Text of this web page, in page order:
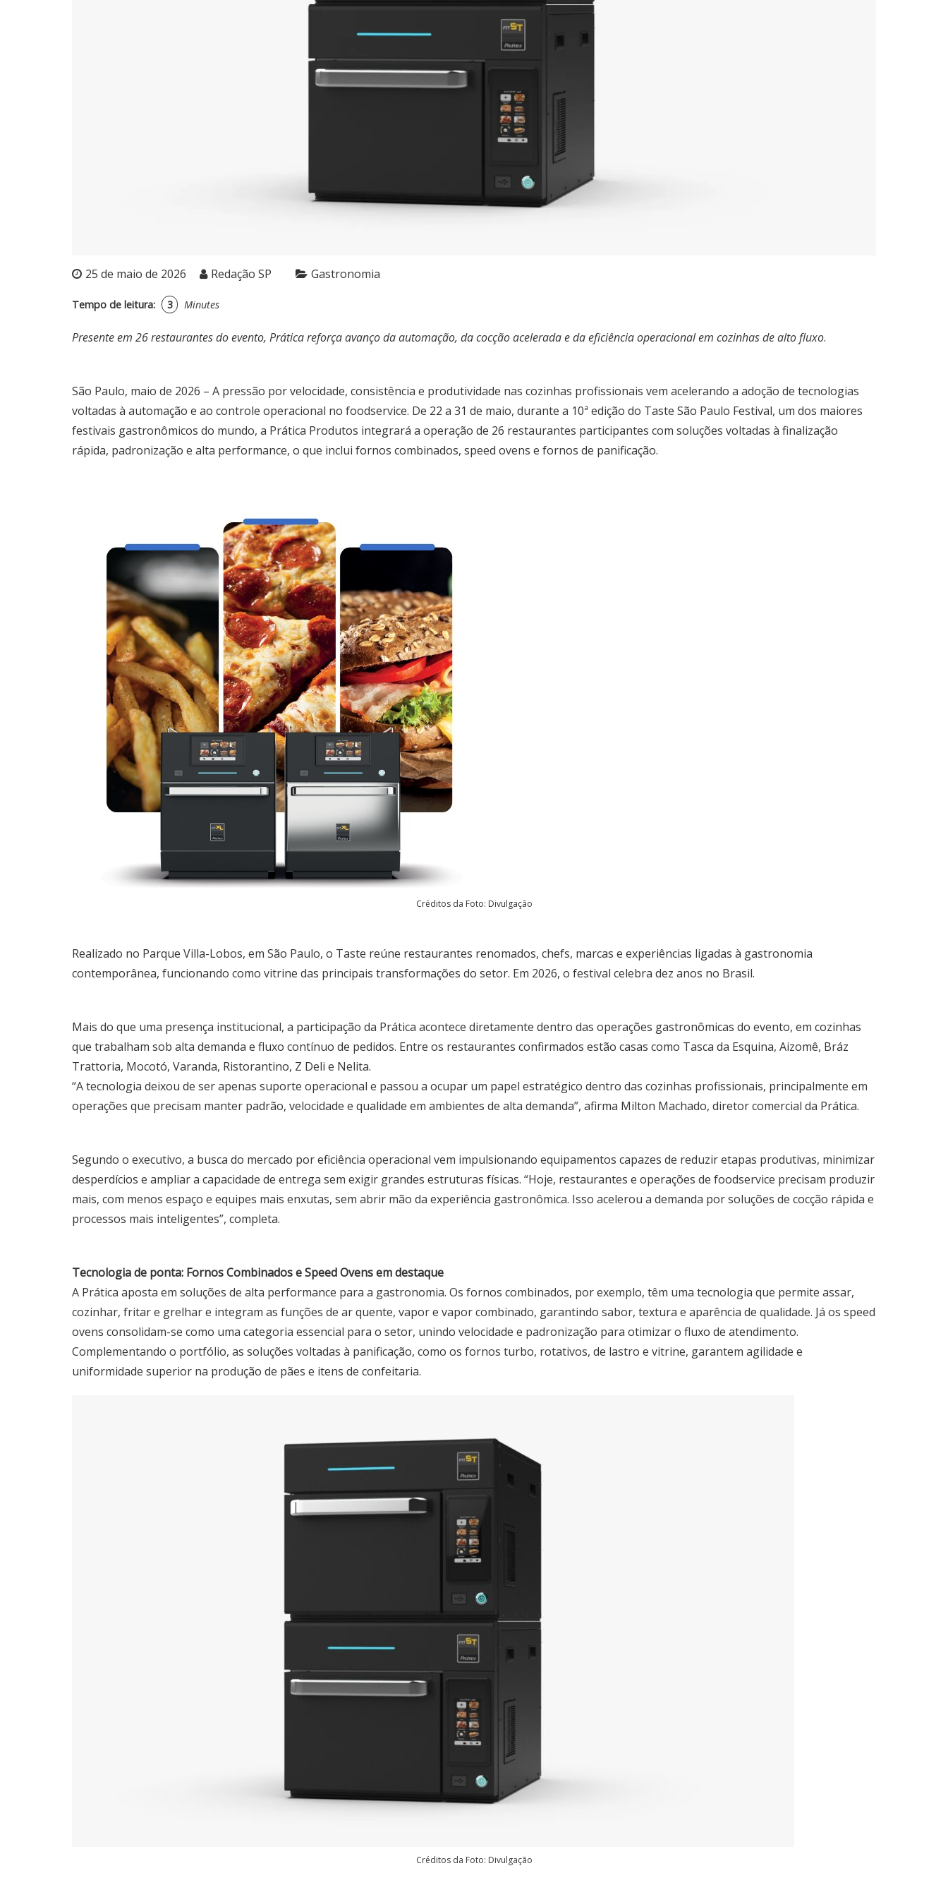
25 de maio de 2026 Redação SP Gastronomia
Tempo de leitura: 3 Minutes
Presente em 26 restaurantes do evento, Prática reforça avanço da automação, da cocção acelerada e da eficiência operacional em cozinhas de alto fluxo.
São Paulo, maio de 2026 – A pressão por velocidade, consistência e produtividade nas cozinhas profissionais vem acelerando a adoção de tecnologias
voltadas à automação e ao controle operacional no foodservice. De 22 a 31 de maio, durante a 10ª edição do Taste São Paulo Festival, um dos maiores
festivais gastronômicos do mundo, a Prática Produtos integrará a operação de 26 restaurantes participantes com soluções voltadas à finalização
rápida, padronização e alta performance, o que inclui fornos combinados, speed ovens e fornos de panificação.
Créditos da Foto: Divulgação
Realizado no Parque Villa-Lobos, em São Paulo, o Taste reúne restaurantes renomados, chefs, marcas e experiências ligadas à gastronomia
contemporânea, funcionando como vitrine das principais transformações do setor. Em 2026, o festival celebra dez anos no Brasil.
Mais do que uma presença institucional, a participação da Prática acontece diretamente dentro das operações gastronômicas do evento, em cozinhas
que trabalham sob alta demanda e fluxo contínuo de pedidos. Entre os restaurantes confirmados estão casas como Tasca da Esquina, Aizomê, Bráz
Trattoria, Mocotó, Varanda, Ristorantino, Z Deli e Nelita.
“A tecnologia deixou de ser apenas suporte operacional e passou a ocupar um papel estratégico dentro das cozinhas profissionais, principalmente em
operações que precisam manter padrão, velocidade e qualidade em ambientes de alta demanda”, afirma Milton Machado, diretor comercial da Prática.
Segundo o executivo, a busca do mercado por eficiência operacional vem impulsionando equipamentos capazes de reduzir etapas produtivas, minimizar
desperdícios e ampliar a capacidade de entrega sem exigir grandes estruturas físicas. “Hoje, restaurantes e operações de foodservice precisam produzir
mais, com menos espaço e equipes mais enxutas, sem abrir mão da experiência gastronômica. Isso acelerou a demanda por soluções de cocção rápida e
processos mais inteligentes”, completa.
Tecnologia de ponta: Fornos Combinados e Speed Ovens em destaque
A Prática aposta em soluções de alta performance para a gastronomia. Os fornos combinados, por exemplo, têm uma tecnologia que permite assar,
cozinhar, fritar e grelhar e integram as funções de ar quente, vapor e vapor combinado, garantindo sabor, textura e aparência de qualidade. Já os speed
ovens consolidam-se como uma categoria essencial para o setor, unindo velocidade e padronização para otimizar o fluxo de atendimento.
Complementando o portfólio, as soluções voltadas à panificação, como os fornos turbo, rotativos, de lastro e vitrine, garantem agilidade e
uniformidade superior na produção de pães e itens de confeitaria.
Créditos da Foto: Divulgação